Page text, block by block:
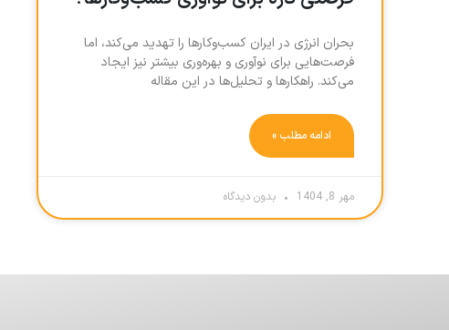
بحران انرژی در ایران کسب‌وکارها را تهدید می‌کند، اما
فرصت‌هایی برای نوآوری و بهره‌وری بیشتر نیز ایجاد
می‌کند. راهکارها و تحلیل‌ها در این مقاله
ادامه مطلب »
مهر 8, 1404 بدون دیدگاه